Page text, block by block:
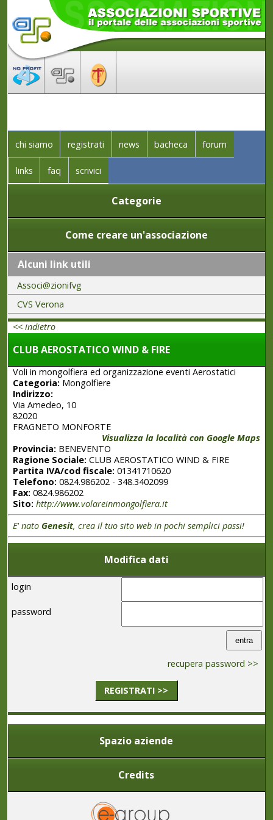
chi siamo registrati news bacheca forum
links faq scrivici
Categorie
Come creare un'associazione
Alcuni link utili
Associ@zionifvg
CVS Verona
<< indietro
CLUB AEROSTATICO WIND & FIRE
Voli in mongolfiera ed organizzazione eventi Aerostatici
Categoria:Mongolfiere
Indirizzo:
Via Amedeo, 10
82020
FRAGNETO MONFORTE
Visualizza la località con Google Maps
Provincia:BENEVENTO
Ragione Sociale:CLUB AEROSTATICO WIND & FIRE
Partita IVA/cod fiscale:01341710620
Telefono:0824.986202 - 348.3402099
Fax:0824.986202
Sito: http://www.volareinmongolfiera.it
E' nato Genesit, crea il tuo sito web in pochi semplici passi!
Modifica dati
login
password
recupera password >>
REGISTRATI >>
Spazio aziende
Credits